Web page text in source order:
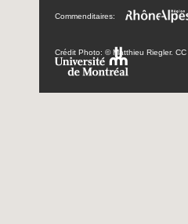
Commenditaires:
Crédit Photo: © Matthieu Riegler. CC